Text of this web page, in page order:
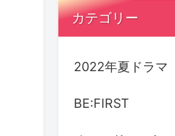
カテゴリー
2022年夏ドラマ
BE:FIRST